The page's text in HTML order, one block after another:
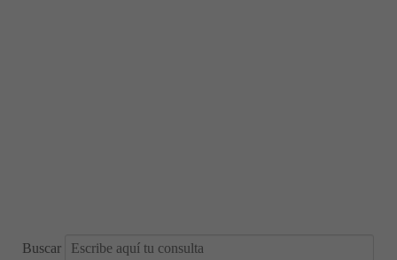
Buscar